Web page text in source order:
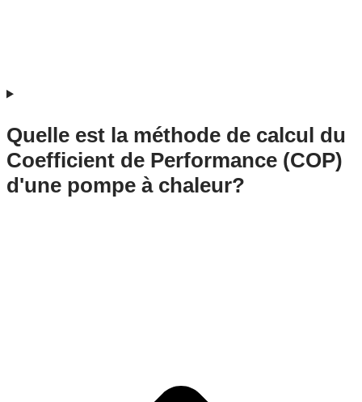
Quelle est la méthode de calcul du
Coefficient de Performance (COP)
d'une pompe à chaleur?